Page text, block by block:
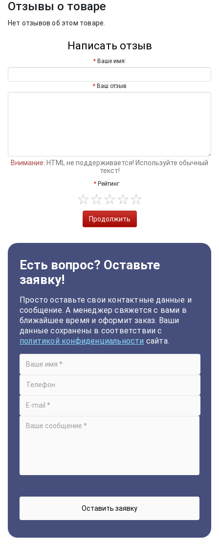
Отзывы о товаре
Нет отзывов об этом товаре.
Написать отзыв
Ваше имя:
Ваш отзыв
Внимание: HTML не поддерживается! Используйте обычный
текст!
Рейтинг
Продолжить
Есть вопрос? Оставьте
заявку!
Просто оставьте свои контактные данные и
сообщение. А менеджер свяжется с вами в
ближайшее время и оформит заказ. Ваши
данные сохранены в соответствии с
политикой конфиденциальности сайта.